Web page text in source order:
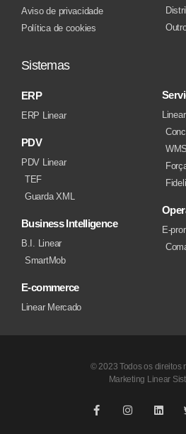
Aviso de privacidade
Política de cookies
Sistemas
ERP
ERP Linear
PDV
PDV Linear
TEF
Guarda XML
Business Intelligence
B.I. Linear
SmartMob
E-commerce
Linear Mercado
E-
© 2023 Todos os direitos
Marketing Linear